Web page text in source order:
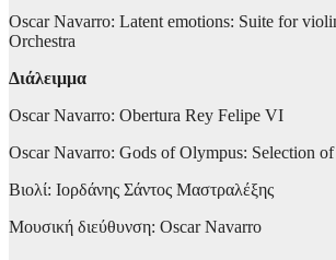
Oscar Navarro: Latent emotions: Suite for
Orchestra
Διάλειμμα
Oscar Navarro: Obertura Rey Felipe VI
Oscar Navarro: Gods of Olympus: Selection
Βιολί: Ιορδάνης Σάντος Μαστραλέξης
Μουσική διεύθυνση: Oscar Navarro